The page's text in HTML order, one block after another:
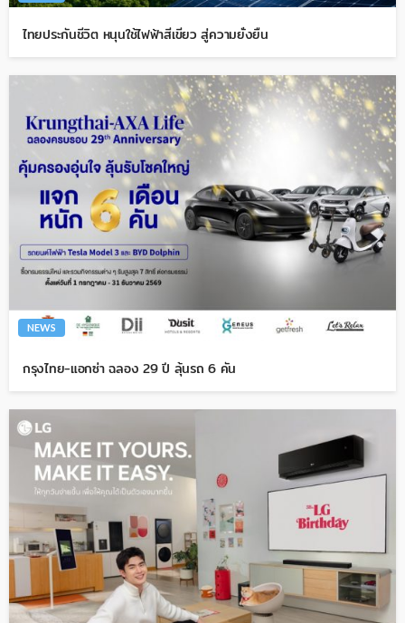
ไทยประกันชีวิต หนุนใช้ไฟฟ้าสีเขียว สู่ความยั่งยืน
NEWS
กรุงไทย-แอกซ่า ฉลอง 29 ปี ลุ้นรถ 6 คัน